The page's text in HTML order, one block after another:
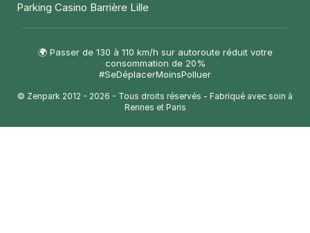
Parking Casino Barrière Lille
🌍 Passer de 130 à 110 km/h sur autoroute réduit votre
consommation de 20%
#SeDéplacerMoinsPolluer
© Zenpark 2012 - 2026 - Tous droits réservés - Fabriqué avec soin à
Rennes et Paris